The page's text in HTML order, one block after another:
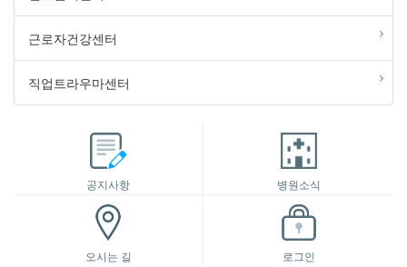
근로자건강센터
직업트라우마센터
공지사항 병원소식
오시는 길 로그인